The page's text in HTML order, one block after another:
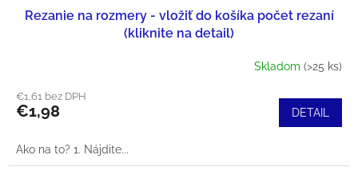
Rezanie na rozmery - vložiť do košíka počet rezaní
(kliknite na detail)
Skladom (>25 ks)
€1,61 bez DPH
€1,98 DETAIL
Ako na to? 1. Nájdite...